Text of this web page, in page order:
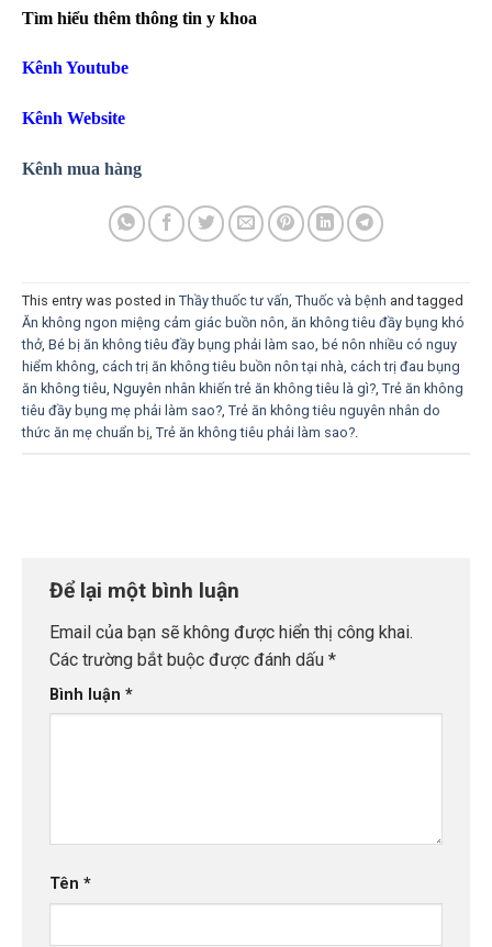
Tìm hiểu thêm thông tin y khoa
Kênh Youtube
Kênh Website
Kênh mua hàng
This entry was posted in Thầy thuốc tư vấn, Thuốc và bệnh and tagged
Ăn không ngon miệng cảm giác buồn nôn, ăn không tiêu đầy bụng khó
thở, Bé bị ăn không tiêu đầy bụng phải làm sao, bé nôn nhiều có nguy
hiểm không, cách trị ăn không tiêu buồn nôn tại nhà, cách trị đau bụng
ăn không tiêu, Nguyên nhân khiến trẻ ăn không tiêu là gì?, Trẻ ăn không
tiêu đầy bụng mẹ phải làm sao?, Trẻ ăn không tiêu nguyên nhân do
thức ăn mẹ chuẩn bị, Trẻ ăn không tiêu phải làm sao?.
Để lại một bình luận
Email của bạn sẽ không được hiển thị công khai.
Các trường bắt buộc được đánh dấu *
Bình luận *
Tên *